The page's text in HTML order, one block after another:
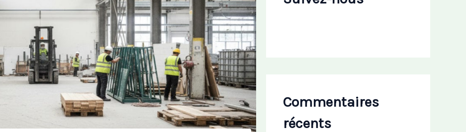
Commentaires
récents